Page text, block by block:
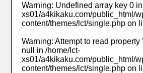
Warning: Undefined array key 0
xs01/a4kikaku.com/public_html/
content/themes/lct/single.php on
Warning: Attempt to read
null in/home/lct-
xs01/a4kikaku.com/public_html/
content/themes/lct/single.php on